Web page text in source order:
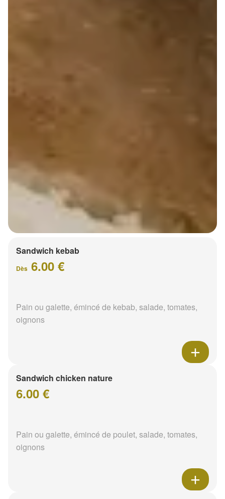
Sandwich kebab
Dès 6.00 €
Pain ou galette, émincé de kebab, salade, tomates,
oignons
Sandwich chicken nature
6.00 €
Pain ou galette, émincé de poulet, salade, tomates,
oignons